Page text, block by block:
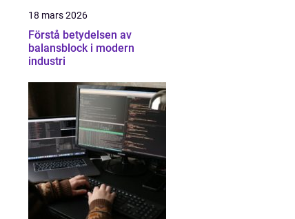
18 mars 2026
Förstå betydelsen av
balansblock i modern
industri